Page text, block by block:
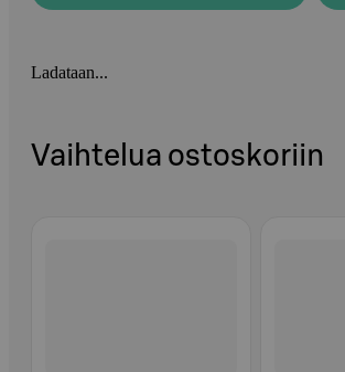
Ladataan...
Vaihtelua ostoskoriin